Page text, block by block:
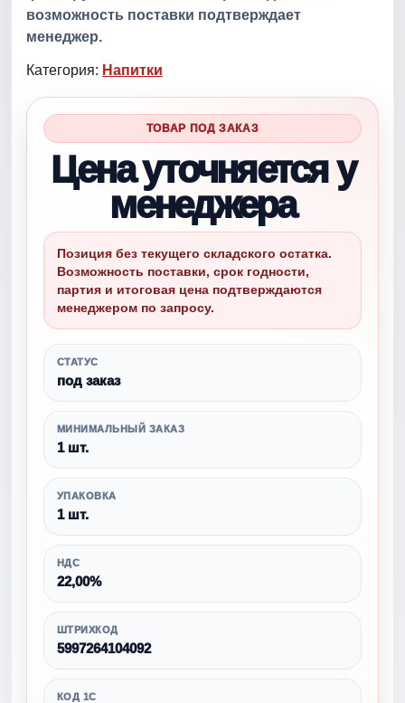
возможность поставки подтверждает
менеджер.
Категория: Напитки
ТОВАР ПОД ЗАКАЗ
Цена уточняется у
менеджера
Позиция без текущего складского остатка.
Возможность поставки, срок годности,
партия и итоговая цена подтверждаются
менеджером по запросу.
СТАТУС
под заказ
МИНИМАЛЬНЫЙ ЗАКАЗ
1 шт.
УПАКОВКА
1 шт.
НДС
22,00%
ШТРИХКОД
5997264104092
КОД 1С